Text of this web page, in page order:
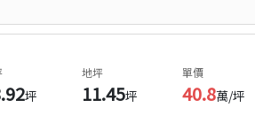
坪
地坪
11.45坪
單價
40.8萬/坪